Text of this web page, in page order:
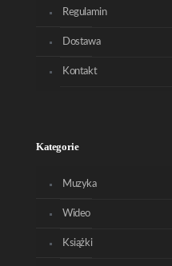
Regulamin
Dostawa
Kontakt
Kategorie
Muzyka
Wideo
Książki